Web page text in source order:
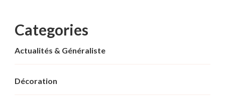
Categories
Actualités & Généraliste
Décoration